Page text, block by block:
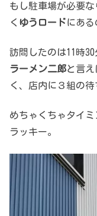
もし駐車場が必要
く ゆうロードにある
訪問したのは11時30
ラーメン二郎と言
く、店内に３組の待
めちゃくちゃタイミ
ラッキー。